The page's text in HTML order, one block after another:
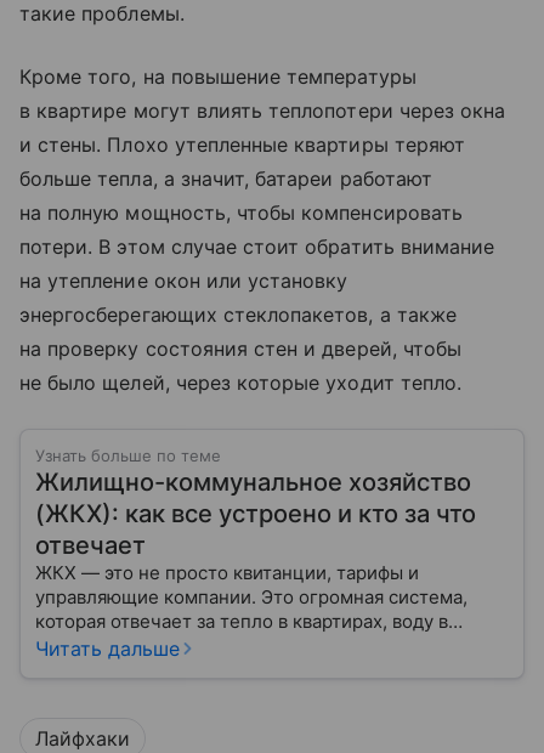
такие проблемы.
Кроме того, на повышение температуры
в квартире могут влиять теплопотери через окна
и стены. Плохо утепленные квартиры теряют
больше тепла, а значит, батареи работают
на полную мощность, чтобы компенсировать
потери. В этом случае стоит обратить внимание
на утепление окон или установку
энергосберегающих стеклопакетов, а также
на проверку состояния стен и дверей, чтобы
не было щелей, через которые уходит тепло.
Узнать больше по теме
Жилищно-коммунальное хозяйство
(ЖКХ): как все устроено и кто за что
отвечает
ЖКХ — это не просто квитанции, тарифы и
управляющие компании. Это огромная система,
которая отвечает за тепло в квартирах, воду в
кране, освещение улиц и чистоту во дворах.
Читать дальше
Лайфхаки